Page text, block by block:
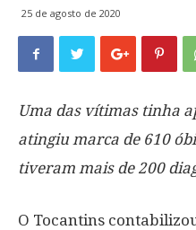
25 de agosto de 2020
Uma das vítimas tinha
atingiu marca de 610
tiveram mais de 200
O Tocantins